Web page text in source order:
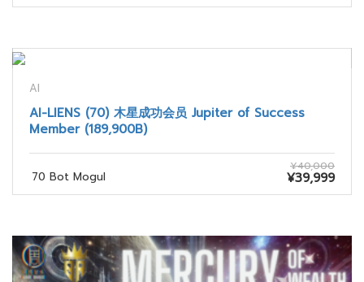
AI
AI-LIENS (70) 木星成功会员 Jupiter of Success
Member (189,900B)
70 Bot Mogul
¥40,000
¥39,999